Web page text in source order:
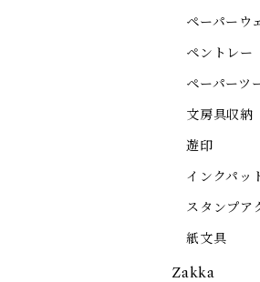
ペーパーウ
ペントレー
ペーパーツ
文房具収納
遊印
インクパッ
スタンプア
紙文具
Zakka